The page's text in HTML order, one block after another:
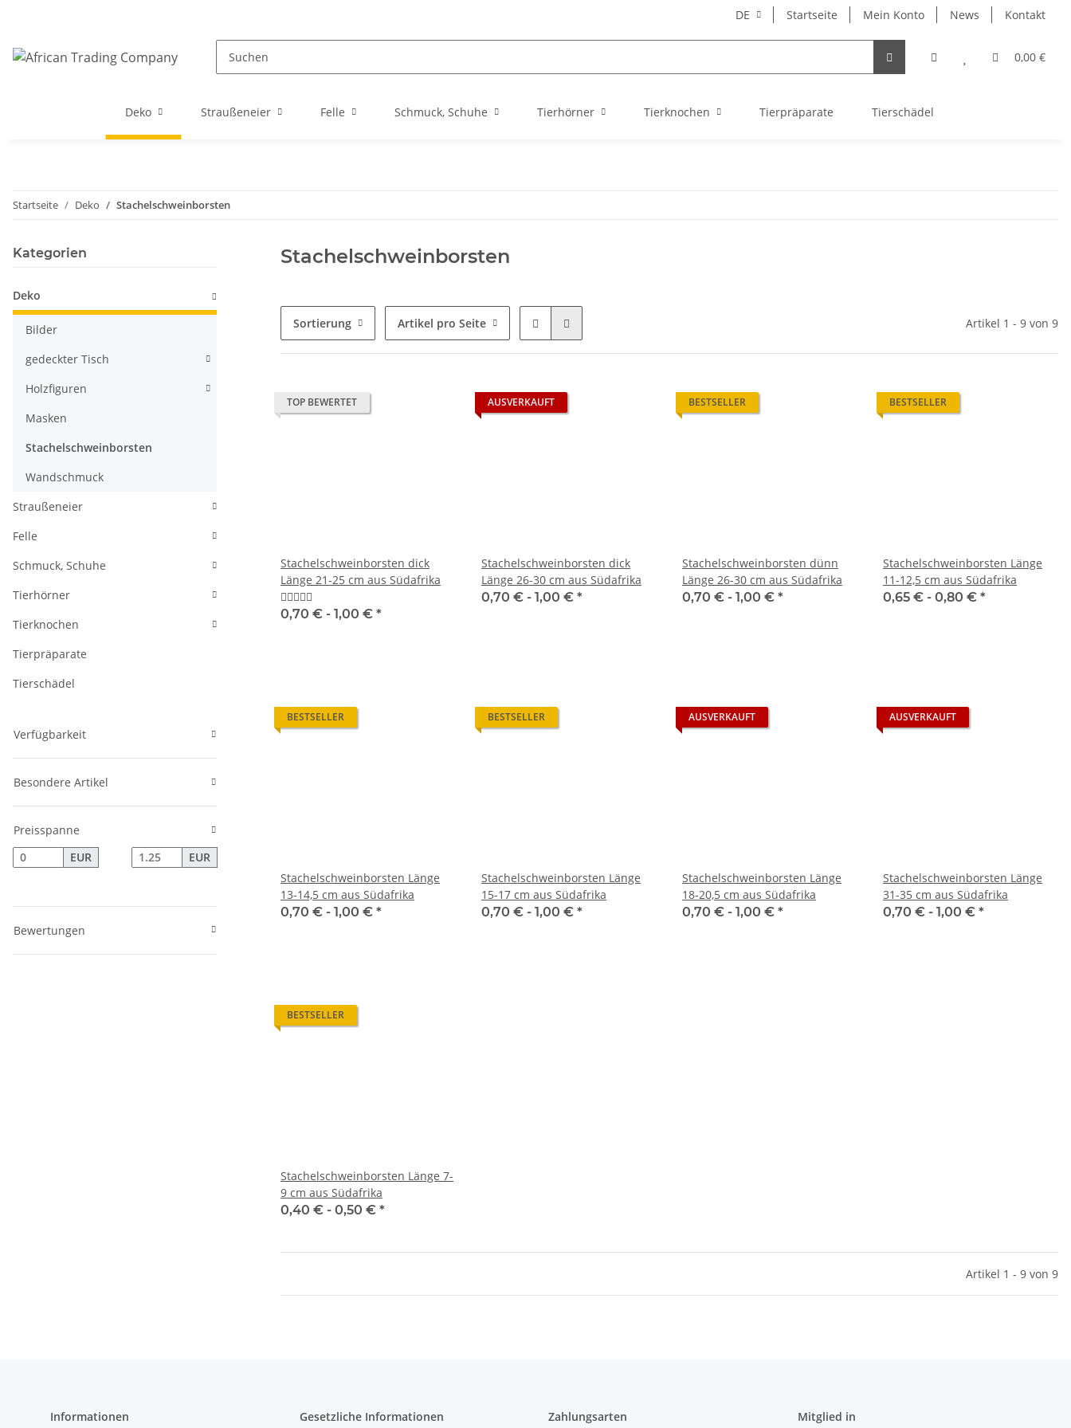
DE Startseite Mein Konto News Kontakt
0,00 €
Deko Straußeneier Felle Schmuck, Schuhe Tierhörner Tierknochen Tierpräparate Tierschädel
Startseite Deko Stachelschweinborsten
Stachelschweinborsten
Sortierung Artikel pro Seite Artikel 1 - 9 von 9
TOP BEWERTET
Stachelschweinborsten dick
Länge 21-25 cm aus Südafrika
0,70 € - 1,00 € *
AUSVERKAUFT
Stachelschweinborsten dick
Länge 26-30 cm aus Südafrika
0,70 € - 1,00 € *
BESTSELLER
Stachelschweinborsten dünn
Länge 26-30 cm aus Südafrika
0,70 € - 1,00 € *
BESTSELLER
Stachelschweinborsten Länge
11-12,5 cm aus Südafrika
0,65 € - 0,80 € *
BESTSELLER
Stachelschweinborsten Länge
13-14,5 cm aus Südafrika
0,70 € - 1,00 € *
BESTSELLER
Stachelschweinborsten Länge
15-17 cm aus Südafrika
0,70 € - 1,00 € *
AUSVERKAUFT
Stachelschweinborsten Länge
18-20,5 cm aus Südafrika
0,70 € - 1,00 € *
AUSVERKAUFT
Stachelschweinborsten Länge
31-35 cm aus Südafrika
0,70 € - 1,00 € *
BESTSELLER
Stachelschweinborsten Länge 7-
9 cm aus Südafrika
0,40 € - 0,50 € *
Artikel 1 - 9 von 9
Kategorien
Deko
Bilder
gedeckter Tisch
Holzfiguren
Masken
Stachelschweinborsten
Wandschmuck
Straußeneier
Felle
Schmuck, Schuhe
Tierhörner
Tierknochen
Tierpräparate
Tierschädel
Verfügbarkeit
Besondere Artikel
Preisspanne
EUR
EUR
Bewertungen
Informationen Gesetzliche Informationen Zahlungsarten Mitglied in